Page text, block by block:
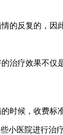
的反复的，因
治疗效果不
候，收费标
小医院进行治